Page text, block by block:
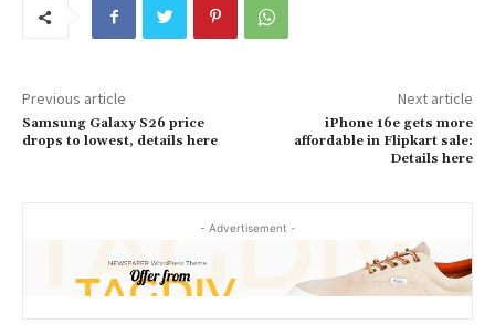
Previous article
Samsung Galaxy S26 price
drops to lowest, details here
Next article
iPhone 16e gets more
affordable in Flipkart sale:
Details here
- Advertisement -